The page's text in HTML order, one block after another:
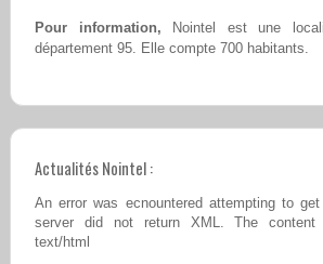
Pour information, Nointel est une
département 95. Elle compte 700 habitants.
Actualités Nointel :
An error was ecnountered attempting to
server did not return XML. The content
text/html